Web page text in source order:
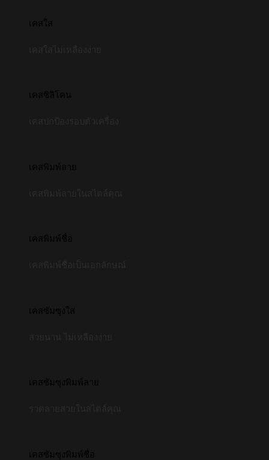
เคสใส
เคสซิลิโคน
เคสพิมพ์ลาย
เคสพิมพ์ชื่อ
เคสซัมซุงใส
เคสซัมซุงพิมพ์ลาย
เคสซัมซุงพิมพ์ชื่อ